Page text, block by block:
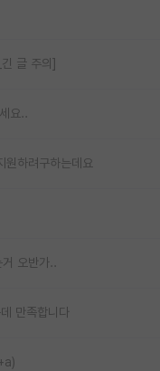
글 주의]
요..
원하려구하는데요
오반가..
만족합니다